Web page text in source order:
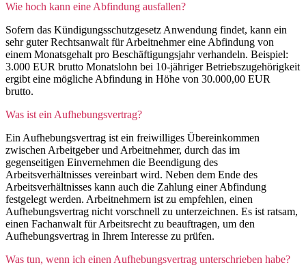
Wie hoch kann eine Abfindung ausfallen?
Sofern das Kündigungsschutzgesetz Anwendung findet, kann ein
sehr guter Rechtsanwalt für Arbeitnehmer eine Abfindung von
einem Monatsgehalt pro Beschäftigungsjahr verhandeln. Beispiel:
3.000 EUR brutto Monatslohn bei 10-jähriger Betriebszugehörigkeit
ergibt eine mögliche Abfindung in Höhe von 30.000,00 EUR
brutto.
Was ist ein Aufhebungsvertrag?
Ein Aufhebungsvertrag ist ein freiwilliges Übereinkommen
zwischen Arbeitgeber und Arbeitnehmer, durch das im
gegenseitigen Einvernehmen die Beendigung des
Arbeitsverhältnisses vereinbart wird. Neben dem Ende des
Arbeitsverhältnisses kann auch die Zahlung einer Abfindung
festgelegt werden. Arbeitnehmern ist zu empfehlen, einen
Aufhebungsvertrag nicht vorschnell zu unterzeichnen. Es ist ratsam,
einen Fachanwalt für Arbeitsrecht zu beauftragen, um den
Aufhebungsvertrag in Ihrem Interesse zu prüfen.
Was tun, wenn ich einen Aufhebungsvertrag unterschrieben habe?